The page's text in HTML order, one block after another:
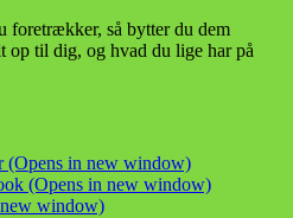
foretrækker, så bytter du dem
op til dig, og hvad du lige har på
(Opens in new window)
(Opens in new window)
window)